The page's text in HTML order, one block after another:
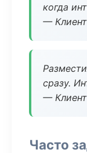
когда
—
сразу.
—
Часто